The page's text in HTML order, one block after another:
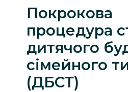
Покрокова
процедура
дитячого
сімейного
(ДБСТ)